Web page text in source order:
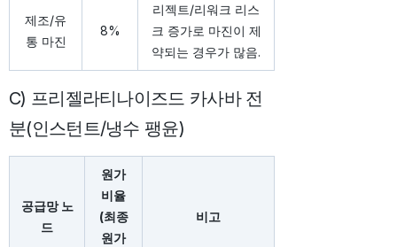
제조/유
통 마진
8%
리젝트/리워크 리스
크 증가로 마진이 제
약되는 경우가 많음.
C) 프리젤라티나이즈드 카사바 전
분(인스턴트/냉수 팽윤)
공급망 노
드
원가
비율
(최종
원가
비고